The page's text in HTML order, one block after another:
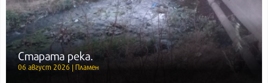
Старата река.
06 август 2026 | Пламен